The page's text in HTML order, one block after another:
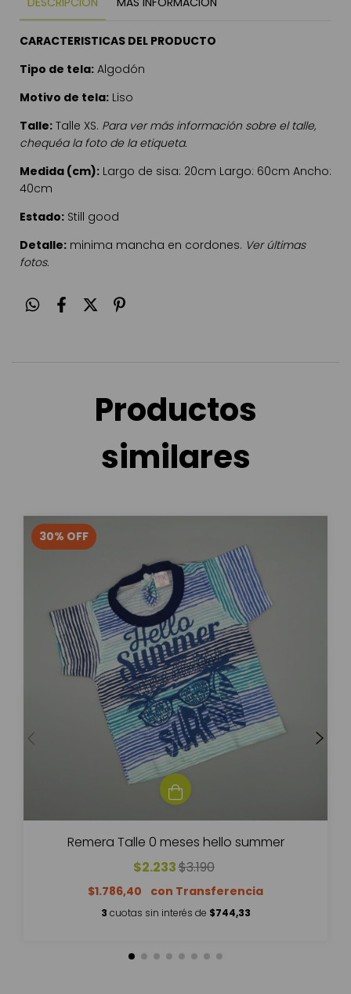
CARACTERISTICAS DEL PRODUCTO
Tipo de tela: Algodón
Motivo de tela: Liso
Talle: Talle XS. Para ver más información sobre el talle,
chequéa la foto de la etiqueta.
Medida (cm): Largo de sisa: 20cm Largo: 60cm Ancho:
40cm
Estado: Still good
Detalle: minima mancha en cordones. Ver últimas
fotos.
Productos
similares
30% OFF
Remera Talle 0 meses hello summer
$2.233$3.190
$1.786,40
3 cuotas sin interés de $744,33